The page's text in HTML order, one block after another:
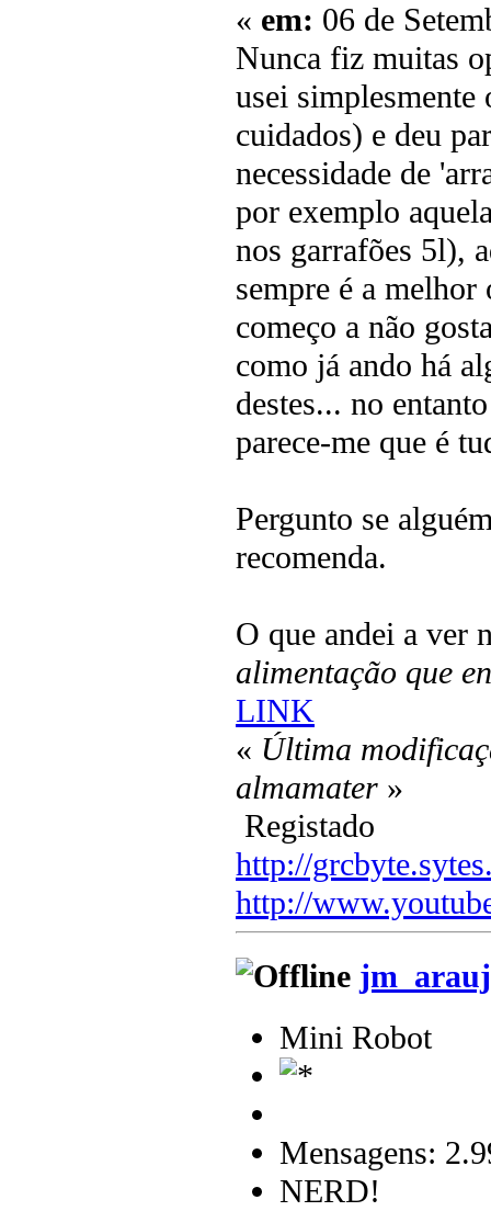
« em: 06 de
Nunca fiz muitas
usei
cuidados) e deu
necessidade de
por exemplo
nos garrafões 5l),
sempre é a melhor
começo a não
como já ando há
destes... no
parece-me que é
Pergunto se
recomenda.
O que andei a ver
alimentação que
LINK
« Última
almamater »
Registado
http://
http://
Mini Robot
Mensagens:
NERD!